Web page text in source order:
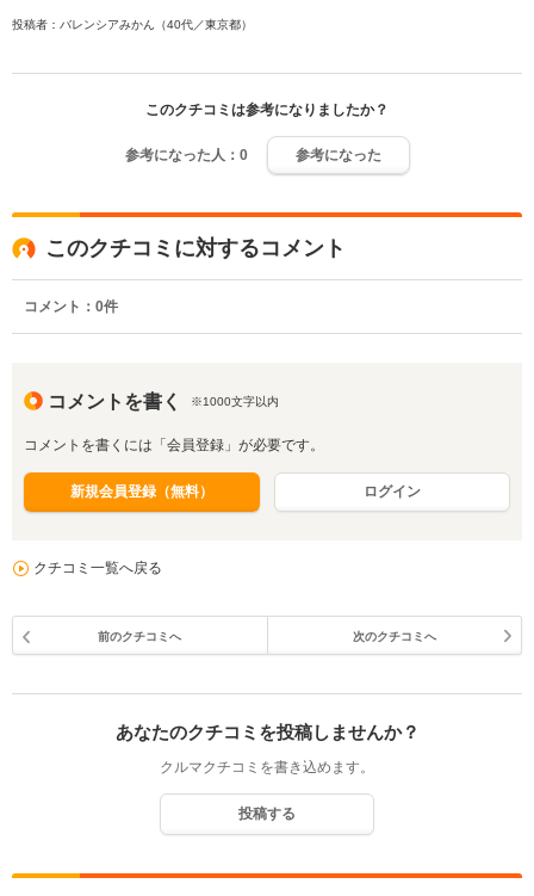
投稿者：バレンシアみかん（40代／東京都）
このクチコミは参考になりましたか？
参考になった人： 0 参考になった
このクチコミに対するコメント
コメント： 0件
コメントを書く ※1000文字以内
コメントを書くには「会員登録」が必要です。
新規会員登録（無料） ログイン
クチコミ一覧へ戻る
前のクチコミへ 次のクチコミへ
あなたのクチコミを投稿しませんか？
クルマクチコミを書き込めます。
投稿する